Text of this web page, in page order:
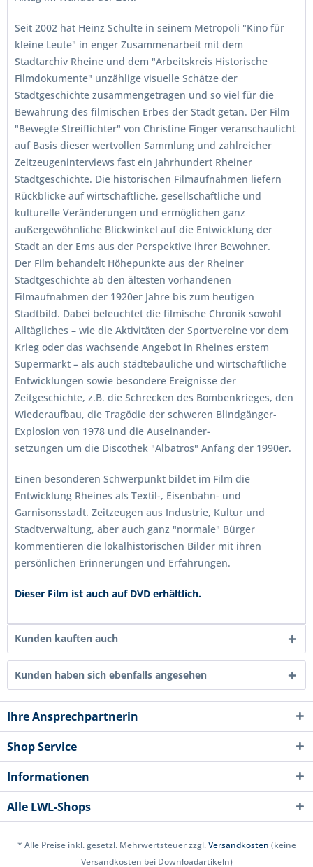
Seit 2002 hat Heinz Schulte in seinem Metropoli "Kino für
kleine Leute" in enger Zusammenarbeit mit dem
Stadtarchiv Rheine und dem "Arbeitskreis Historische
Filmdokumente" unzählige visuelle Schätze der
Stadtgeschichte zusammengetragen und so viel für die
Bewahrung des filmischen Erbes der Stadt getan. Der Film
"Bewegte Streiflichter" von Christine Finger veranschaulicht
auf Basis dieser wertvollen Sammlung und zahlreicher
Zeitzeugeninterviews fast ein Jahrhundert Rheiner
Stadtgeschichte. Die historischen Filmaufnahmen liefern
Rückblicke auf wirtschaftliche, gesellschaftliche und
kulturelle Veränderungen und ermöglichen ganz
außergewöhnliche Blickwinkel auf die Entwicklung der
Stadt an der Ems aus der Perspektive ihrer Bewohner.
Der Film behandelt Höhepunkte aus der Rheiner
Stadtgeschichte ab den ältesten vorhandenen
Filmaufnahmen der 1920er Jahre bis zum heutigen
Stadtbild. Dabei beleuchtet die filmische Chronik sowohl
Alltägliches – wie die Aktivitäten der Sportvereine vor dem
Krieg oder das wachsende Angebot in Rheines erstem
Supermarkt – als auch städtebauliche und wirtschaftliche
Entwicklungen sowie besondere Ereignisse der
Zeitgeschichte, z.B. die Schrecken des Bombenkrieges, den
Wiederaufbau, die Tragödie der schweren Blindgänger-
Explosion von 1978 und die Auseinander-
setzungen um die Discothek "Albatros" Anfang der 1990er.
Einen besonderen Schwerpunkt bildet im Film die
Entwicklung Rheines als Textil-, Eisenbahn- und
Garnisonsstadt. Zeitzeugen aus Industrie, Kultur und
Stadtverwaltung, aber auch ganz "normale" Bürger
kommentieren die lokalhistorischen Bilder mit ihren
persönlichen Erinnerungen und Erfahrungen.
Dieser Film ist auch auf DVD erhältlich.
Kunden kauften auch
Kunden haben sich ebenfalls angesehen
Ihre Ansprechpartnerin
Shop Service
Informationen
Alle LWL-Shops
* Alle Preise inkl. gesetzl. Mehrwertsteuer zzgl.Versandkosten (keine
Versandkosten bei Downloadartikeln)